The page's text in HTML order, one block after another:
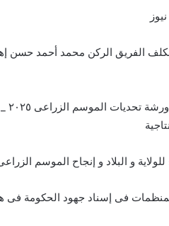
الفريق الركن محمد أحمد حسن
و البلاد و إنجاح الموسم
فى إسناد جهود الحكومة فى